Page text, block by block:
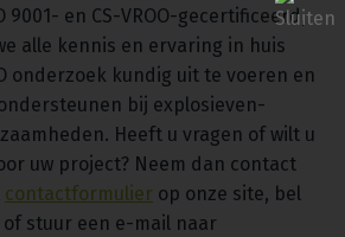
9001- en CS-VROO-gecertificeerd,
alle kennis en ervaring in huis
onderzoek kundig uit te voeren en
bij explosieven-
Heeft u vragen of wilt u
uw project? Neem dan contact
contactformulier op onze site, bel
of stuur een e-mail naar